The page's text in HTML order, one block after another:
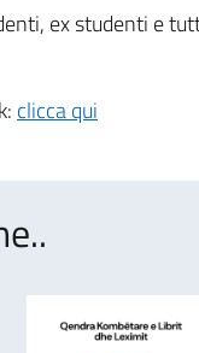
ex studenti e
clicca qui